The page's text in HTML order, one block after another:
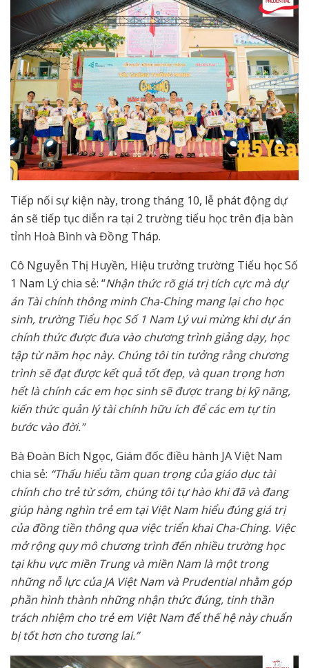
Tiếp nối sự kiện này, trong tháng 10, lễ phát động dự
án sẽ tiếp tục diễn ra tại 2 trường tiểu học trên địa bàn
tỉnh Hoà Bình và Đồng Tháp.
Cô Nguyễn Thị Huyền, Hiệu trưởng trường Tiểu học Số
1 Nam Lý chia sẻ: “Nhận thức rõ giá trị tích cực mà dự
án Tài chính thông minh Cha-Ching mang lại cho học
sinh, trường Tiểu học Số 1 Nam Lý vui mừng khi dự án
chính thức được đưa vào chương trình giảng dạy, học
tập từ năm học này. Chúng tôi tin tưởng rằng chương
trình sẽ đạt được kết quả tốt đẹp, và quan trọng hơn
hết là chính các em học sinh sẽ được trang bị kỹ năng,
kiến thức quản lý tài chính hữu ích để các em tự tin
bước vào đời.”
Bà Đoàn Bích Ngọc, Giám đốc điều hành JA Việt Nam
chia sẻ: “Thấu hiểu tầm quan trọng của giáo dục tài
chính cho trẻ từ sớm, chúng tôi tự hào khi đã và đang
giúp hàng nghìn trẻ em tại Việt Nam hiểu đúng giá trị
của đồng tiền thông qua việc triển khai Cha-Ching. Việc
mở rộng quy mô chương trình đến nhiều trường học
tại khu vực miền Trung và miền Nam là một trong
những nỗ lực của JA Việt Nam và Prudential nhằm góp
phần hình thành những nhận thức đúng, tinh thần
trách nhiệm cho trẻ em Việt Nam để thế hệ này chuẩn
bị tốt hơn cho tương lai.”